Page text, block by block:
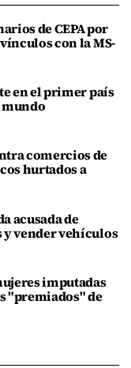
de CEPA por
con la MS-
en el primer país
comercios de
hurtados a
acusada de
vender vehículos
imputadas
"premiados" de